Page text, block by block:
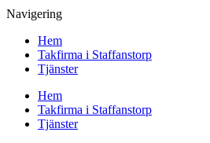
Navigering
Hem
Takfirma i Staffanstorp
Tjänster
Hem
Takfirma i Staffanstorp
Tjänster